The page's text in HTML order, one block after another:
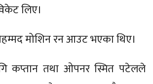
लिए।
मोशिन रन आउट भएका थिए।
कप्तान तथा ओपनर स्मित पटेलले